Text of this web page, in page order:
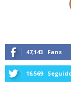
47,143 Fans
16,569